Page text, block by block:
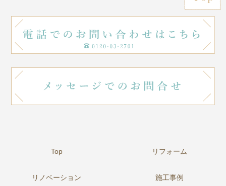
Top リフォーム
リノベーション 施工事例